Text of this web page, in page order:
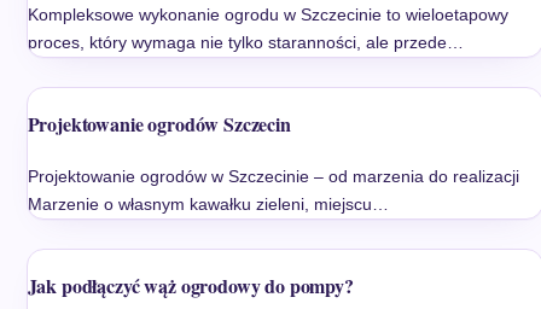
Kompleksowe wykonanie ogrodu w Szczecinie to wieloetapowy
proces, który wymaga nie tylko staranności, ale przede…
Projektowanie ogrodów Szczecin
Projektowanie ogrodów w Szczecinie – od marzenia do realizacji
Marzenie o własnym kawałku zieleni, miejscu…
Jak podłączyć wąż ogrodowy do pompy?